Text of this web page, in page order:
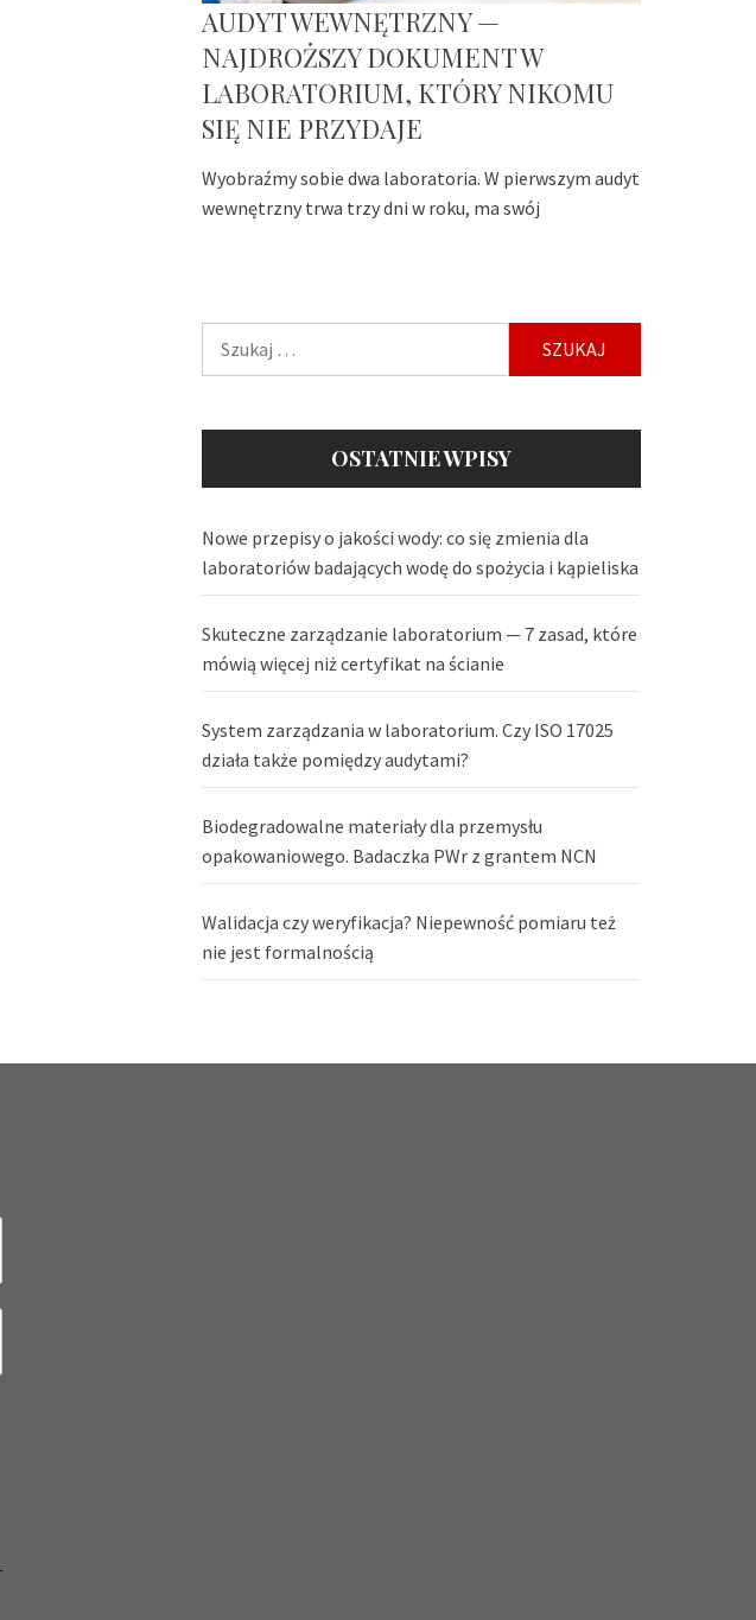
AUDYT WEWNĘTRZNY —
NAJDROŻSZY DOKUMENT W
LABORATORIUM, KTÓRY NIKOMU
SIĘ NIE PRZYDAJE
Wyobraźmy sobie dwa laboratoria. W pierwszym audyt
wewnętrzny trwa trzy dni w roku, ma swój
OSTATNIE WPISY
Nowe przepisy o jakości wody: co się zmienia dla
laboratoriów badających wodę do spożycia i kąpieliska
Skuteczne zarządzanie laboratorium — 7 zasad, które
mówią więcej niż certyfikat na ścianie
System zarządzania w laboratorium. Czy ISO 17025
działa także pomiędzy audytami?
Biodegradowalne materiały dla przemysłu
opakowaniowego. Badaczka PWr z grantem NCN
Walidacja czy weryfikacja? Niepewność pomiaru też
nie jest formalnością